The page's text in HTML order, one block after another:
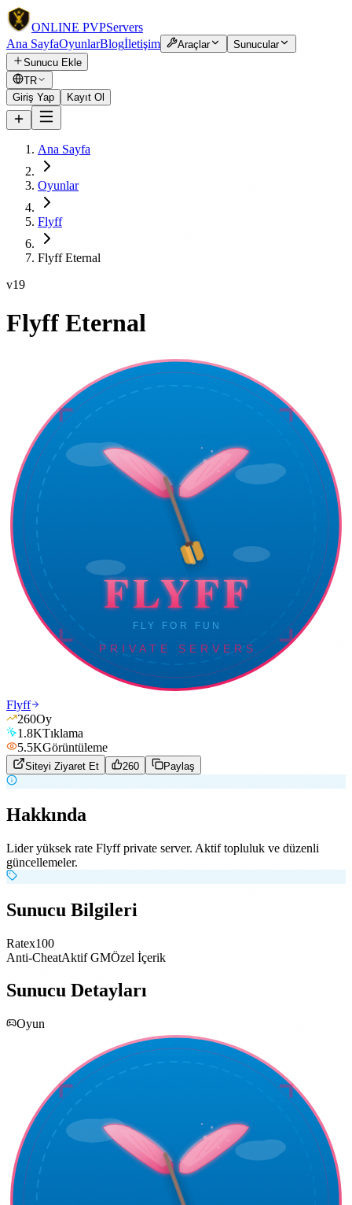
ONLINE PVPServers
Ana SayfaOyunlarBlogİletişim Araçlar
Sunucular
Sunucu Ekle
TR
Giriş Yap
Kayıt Ol
Ana Sayfa
Oyunlar
Flyff
Flyff Eternal
v19
Flyff Eternal
Flyff
260Oy
1.8KTıklama
5.5KGörüntüleme
Siteyi Ziyaret Et 260 Paylaş
Hakkında
Lider yüksek rate Flyff private server. Aktif topluluk ve düzenli
güncellemeler.
Sunucu Bilgileri
Ratex100
Anti-CheatAktif GMÖzel İçerik
Sunucu Detayları
Oyun